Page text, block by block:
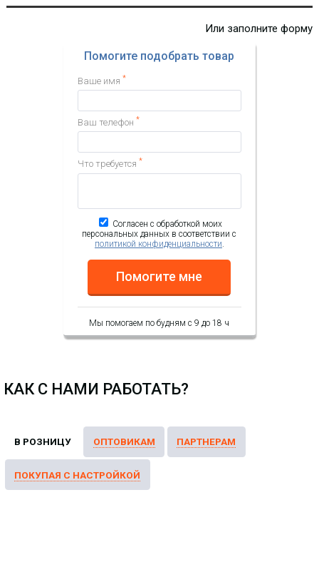
Или заполните форму
Помогите подобрать товар
Ваше имя *
Ваш телефон *
Что требуется *
Согласен с обработкой моих
персональных данных в соответствии с
политикой конфиденциальности
Помогите мне
Мы помогаем по будням с 9 до 18 ч
КАК С НАМИ РАБОТАТЬ?